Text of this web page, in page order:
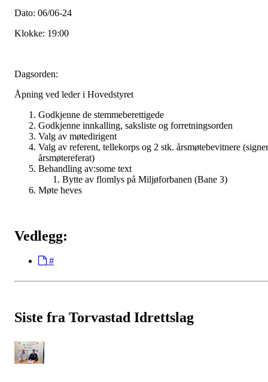
Dato: 06/06-24
Klokke: 19:00
Dagsorden:
Åpning ved leder i Hovedstyret
Godkjenne de stemmeberettigede
Godkjenne innkalling, saksliste og forretningsorden
Valg av møtedirigent
Valg av referent, tellekorps og 2 stk. årsmøtebevitnere
årsmøtereferat)
Behandling av:some text
Bytte av flomlys på Miljøforbanen (Bane 3)
Møte heves
Vedlegg:
#
Siste fra Torvastad Idrettslag